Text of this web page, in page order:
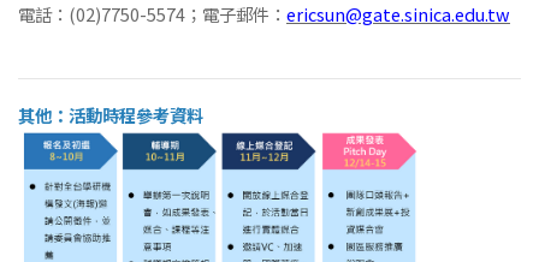
電話：(02)7750-5574；電子郵件： ericsun@gate.sinica.edu.tw
其他：活動時程參考資料